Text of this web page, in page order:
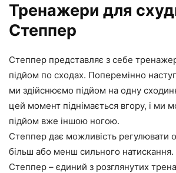
Тренажери для
Степпер
Степпер представляє з себе
підйом по сходах. Поперемінно
ми здійснюємо підйом на одну
цей момент піднімається вгору, і ми
підйом вже іншою ногою.
Степпер дає можливість регулювати
більш або менш сильного натискання.
Степпер – єдиний з розглянутих